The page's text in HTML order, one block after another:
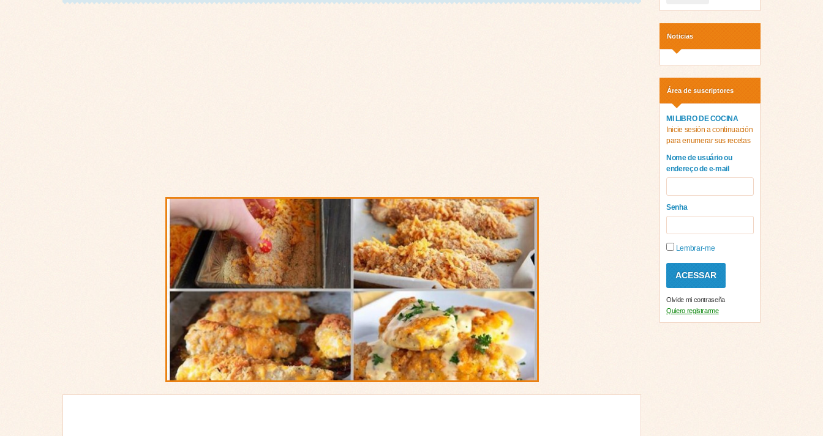
Noticias
Área de suscriptores
MI LIBRO DE COCINA
Inicie sesión a continuación
para enumerar sus recetas
Nome de usuário ou
endereço de e-mail
Senha
Lembrar-me
Olvide mi contraseña
Quiero registrarme